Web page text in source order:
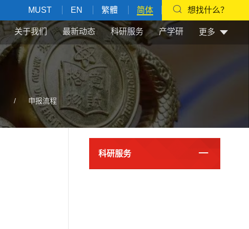
MUST EN 繁體 简体 想找什么？
关于我们 最新动态 科研服务 产学研 更多
/ 申报流程
科研服务